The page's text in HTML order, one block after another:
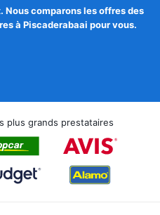
Nous comparons les offres des
à Piscaderabaai pour vous.
plus grands prestataires